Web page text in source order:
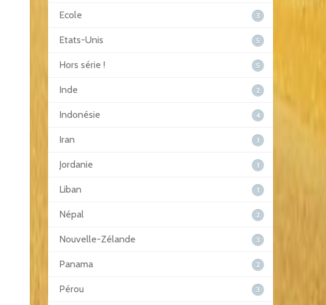
Ecole 3
Etats-Unis 5
Hors série ! 5
Inde 2
Indonésie 4
Iran 1
Jordanie 1
Liban 1
Népal 2
Nouvelle-Zélande 3
Panama 2
Pérou 3